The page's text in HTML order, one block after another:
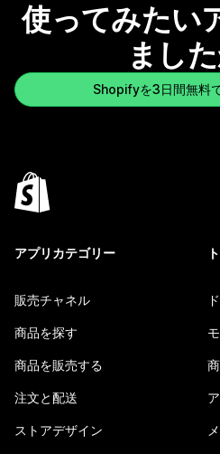
使ってみたい
まし
Shopifyを3日間無料
アプリカテゴリー
販売チャネル
商品を探す
商品を販売する
注文と配送
ストアデザイン